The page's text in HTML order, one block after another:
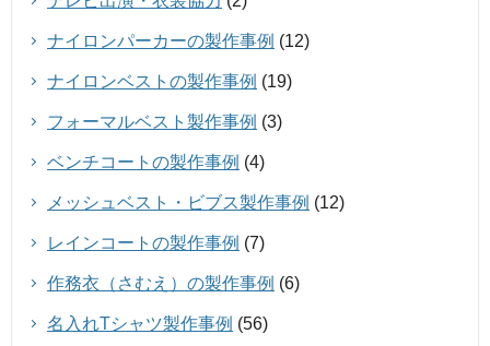
ナイロンパーカーの製作事例 (12)
ナイロンベストの製作事例 (19)
フォーマルベスト製作事例 (3)
ベンチコートの製作事例 (4)
メッシュベスト・ビブス製作事例 (12)
レインコートの製作事例 (7)
作務衣（さむえ）の製作事例 (6)
名入れTシャツ製作事例 (56)